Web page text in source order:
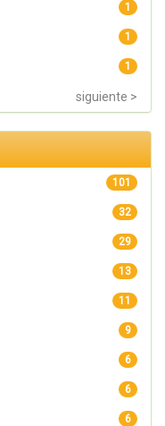
1
1
1
siguiente >
101
32
29
13
11
9
6
6
6